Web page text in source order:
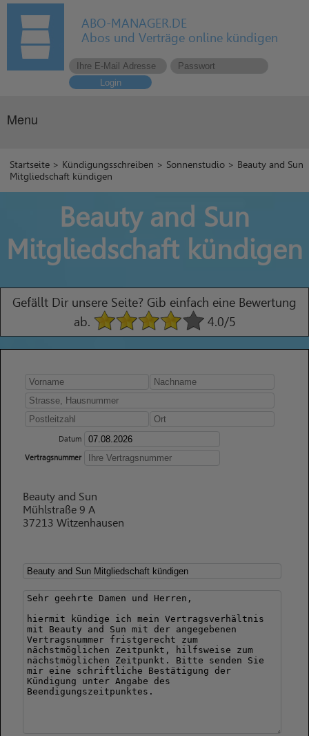
ABO-MANAGER.DE
Abos und Verträge online kündigen
Login
Menu
Startseite > Kündigungsschreiben > Sonnenstudio > Beauty and Sun
Mitgliedschaft kündigen
Beauty and Sun
Mitgliedschaft kündigen
Gefällt Dir unsere Seite? Gib einfach eine Bewertung
ab.
4.0/5
Datum
Vertragsnummer
Beauty and Sun
Mühlstraße 9 A
37213 Witzenhausen